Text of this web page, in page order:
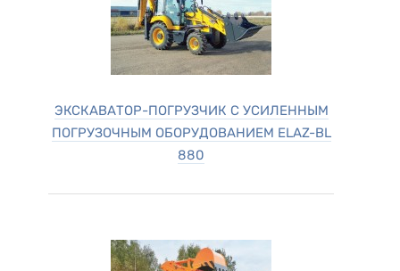
ЭКСКАВАТОР-ПОГРУЗЧИК С УСИЛЕННЫМ
ПОГРУЗОЧНЫМ ОБОРУДОВАНИЕМ ELAZ-BL
880